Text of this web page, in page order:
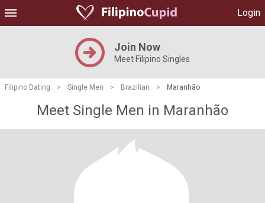
Login
Join Now
Meet Filipino Singles
Filipino Dating > Single Men > Brazilian > Maranhão
Meet Single Men in Maranhão